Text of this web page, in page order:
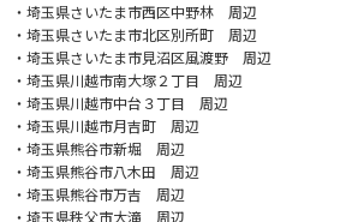
・埼玉県さいたま市西区中野林 周辺
・埼玉県さいたま市北区別所町 周辺
・埼玉県さいたま市見沼区風渡野 周辺
・埼玉県川越市南大塚２丁目 周辺
・埼玉県川越市中台３丁目 周辺
・埼玉県川越市月吉町 周辺
・埼玉県熊谷市新堀 周辺
・埼玉県熊谷市八木田 周辺
・埼玉県熊谷市万吉 周辺
・埼玉県秩父市大滝 周辺